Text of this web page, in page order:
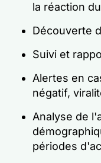
la réaction
Découverte
Suivi et
Alertes en
négatif,
Analyse de
périodes